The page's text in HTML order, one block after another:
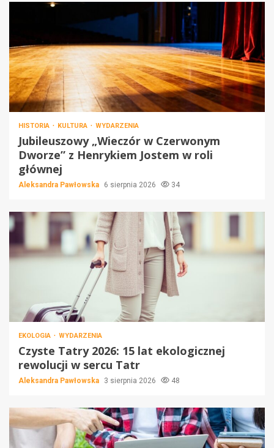
HISTORIA KULTURA WYDARZENIA
Jubileuszowy „Wieczór w Czerwonym
Dworze” z Henrykiem Jostem w roli
głównej
Aleksandra Pawłowska 6 sierpnia 2026 34
EKOLOGIA WYDARZENIA
Czyste Tatry 2026: 15 lat ekologicznej
rewolucji w sercu Tatr
Aleksandra Pawłowska 3 sierpnia 2026 48